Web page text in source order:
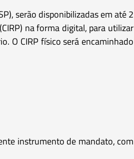
serão disponibilizadas em até 2
na forma digital, para utilizar
O CIRP físico será encaminhado
instrumento de mandato, com